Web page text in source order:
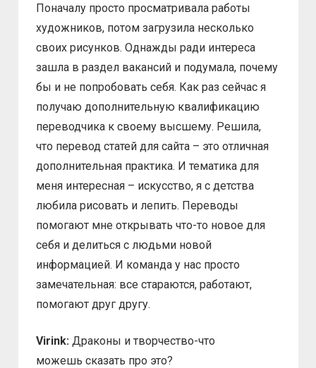
Поначалу просто просматривала работы
художников, потом загрузила несколько
своих рисунков. Однажды ради интереса
зашла в раздел вакансий и подумала, почему
бы и не попробовать себя. Как раз сейчас я
получаю дополнительную квалификацию
переводчика к своему высшему. Решила,
что перевод статей для сайта – это отличная
дополнительная практика. И тематика для
меня интересная – искусство, я с детства
любила рисовать и лепить. Переводы
помогают мне открывать что-то новое для
себя и делиться с людьми новой
информацией. И команда у нас просто
замечательная: все стараются, работают,
помогают друг другу.
Virink: Драконы и творчество-что
можешь сказать про это?